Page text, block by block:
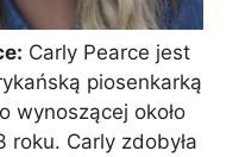
Carly Pearce jest
piosenkarką
wynoszącej około
Carly zdobyła